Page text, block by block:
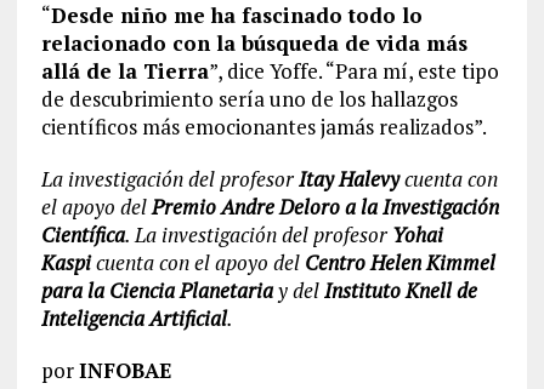
“Desde niño me ha fascinado todo lo
relacionado con la búsqueda de vida más
allá de la Tierra”, dice Yoffe. “Para mí, este tipo
de descubrimiento sería uno de los hallazgos
científicos más emocionantes jamás realizados”.
La investigación del profesorItay Halevycuenta con
el apoyo delPremio Andre Deloro a la Investigación
Científica. La investigación del profesor Yohai
Kaspicuenta con el apoyo del Centro Helen Kimmel
para la Ciencia Planetariay delInstituto Knell de
Inteligencia Artificial.
porINFOBAE